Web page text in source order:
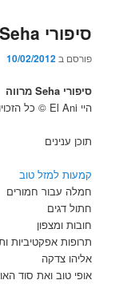
סיפורי Seha מרווה
פורסם ב10/02/2012
סיפורי Seha מרווה
היי El Ani © כל הזכויות שמורות
תוכן ענינים
קמעות למזל טוב
חמלה עבור חמורים
חתול דגים
חובות ומצפון
תרופות אפקטיביות
אליהו צדקה
אופי טוב ואת סוד